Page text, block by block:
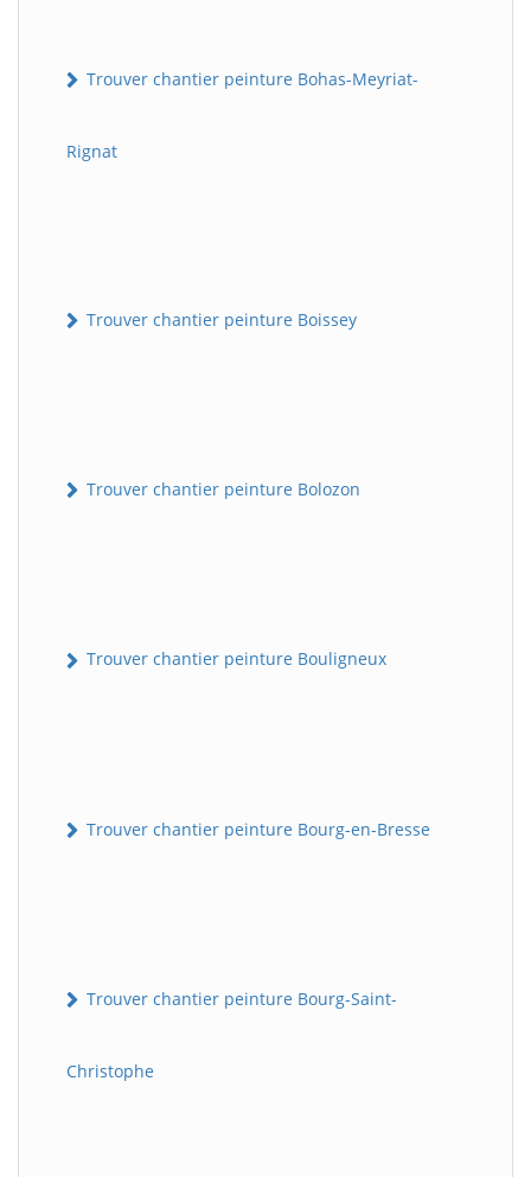
Trouver chantier peinture Bohas-Meyriat-
Rignat
Trouver chantier peinture Boissey
Trouver chantier peinture Bolozon
Trouver chantier peinture Bouligneux
Trouver chantier peinture Bourg-en-Bresse
Trouver chantier peinture Bourg-Saint-
Christophe